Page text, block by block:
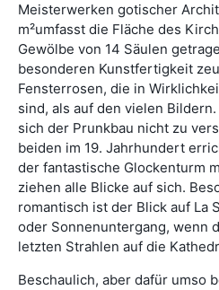
Meisterwerken gotischer
m²umfasst die Fläche des
Gewölbe von 14 Säulen
besonderen Kunstfertigkeit
Fensterrosen, die in
sind, als auf den vielen
sich der Prunkbau nicht zu
beiden im 19. Jahrhundert
der fantastische Glockenturm
ziehen alle Blicke auf sich.
romantisch ist der Blick auf La
oder Sonnenuntergang, wenn
letzten Strahlen auf die
Beschaulich, aber dafür umso